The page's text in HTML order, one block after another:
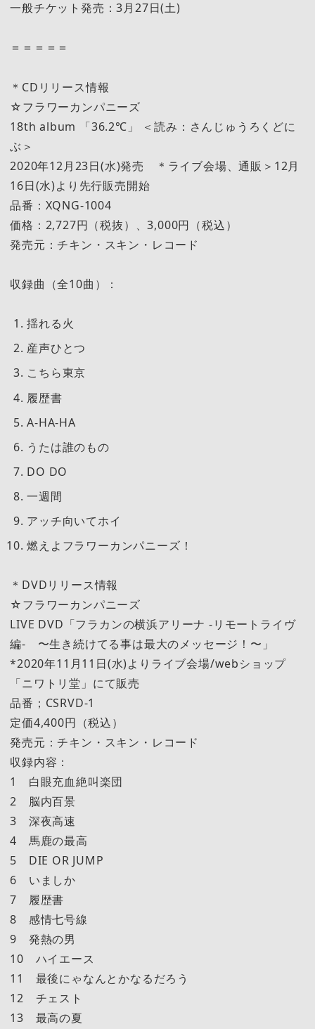
一般チケット発売：3月27日(土)
＝＝＝＝＝
＊CDリリース情報
☆フラワーカンパニーズ
18th album 「36.2℃」 ＜読み：さんじゅうろくどに
ぶ＞
2020年12月23日(水)発売 ＊ライブ会場、通販＞12月
16日(水)より先行販売開始
品番：XQNG-1004
価格：2,727円（税抜）、3,000円（税込）
発売元：チキン・スキン・レコード
収録曲（全10曲）：
揺れる火
産声ひとつ
こちら東京
履歴書
A-HA-HA
うたは誰のもの
DO DO
一週間
アッチ向いてホイ
燃えよフラワーカンパニーズ！
＊DVDリリース情報
☆フラワーカンパニーズ
LIVE DVD「フラカンの横浜アリーナ -リモートライヴ
編- 〜生き続けてる事は最大のメッセージ！〜」
*2020年11月11日(水)よりライブ会場/webショップ
「ニワトリ堂」にて販売
品番；CSRVD-1
定価4,400円（税込）
発売元：チキン・スキン・レコード
収録内容：
1 白眼充血絶叫楽団
2 脳内百景
3 深夜高速
4 馬鹿の最高
5 DIE OR JUMP
6 いましか
7 履歴書
8 感情七号線
9 発熱の男
10 ハイエース
11 最後にゃなんとかなるだろう
12 チェスト
13 最高の夏